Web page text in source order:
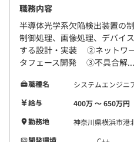
職務内容
半導体光学系欠陥検出装置
制御処理、画像処理、デバイ
する設計・実装 ②ネットワ
タフェース開発 ③不具合解...
職種名
システムエンジニ
給与
400万 〜 650万円
勤務地
神奈川県横浜市港